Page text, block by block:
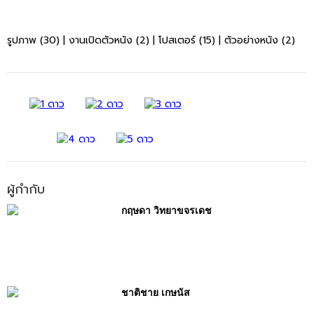
รูปภาพ (30) | งานเปิดตัวหนัง (2) | โปสเตอร์ (15) | ตัวอย่างหนัง (2)
ผู้กำกับ
กฤษดา วิทยาขจรเดช
ชาติชาย เกษนัส